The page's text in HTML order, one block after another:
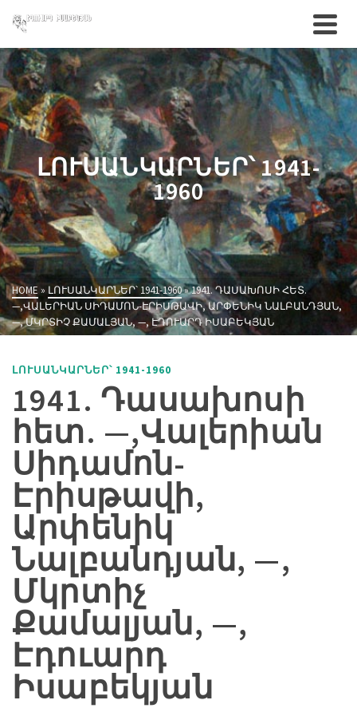
ԼՈՒՍԱՆԿԱՐՆԵՐ՝ 1941-
1960
HOME » ԼՈՒՍԱՆԿԱՐՆԵՐ՝ 1941-1960»1941. ԴԱՍԱԽՈՍԻ ՀԵՏ.
—,ՎԱԼԵՐԻԱՆ ՍԻԴԱՄՈՆ-ԷՐԻՍԹԱՎԻ, ԱՐՓԵՆԻԿ ՆԱԼԲԱՆԴՅԱՆ,
—, ՄԿՐՏԻՉ ՔԱՄԱԼՅԱՆ, —, ԷԴՈՒԱՐԴ ԻՍԱԲԵԿՅԱՆ
ԼՈՒՍԱՆԿԱՐՆԵՐ՝ 1941-1960
1941. Դասախոսի
հետ. —,Վալերիան
Սիդամոն-
Էրիսթավի,
Արփենիկ
Նալբանդյան, —,
Մկրտիչ
Քամալյան, —,
Էդուարդ
Իսաբեկյան